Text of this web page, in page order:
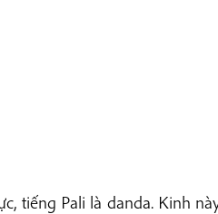
tiếng Pali là danda. Kinh